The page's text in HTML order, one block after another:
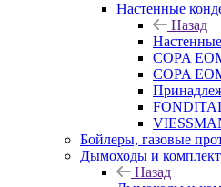
Настенные
Назад
COPA
COPA
Бойлеры, газовые
Дымоходы и
Назад